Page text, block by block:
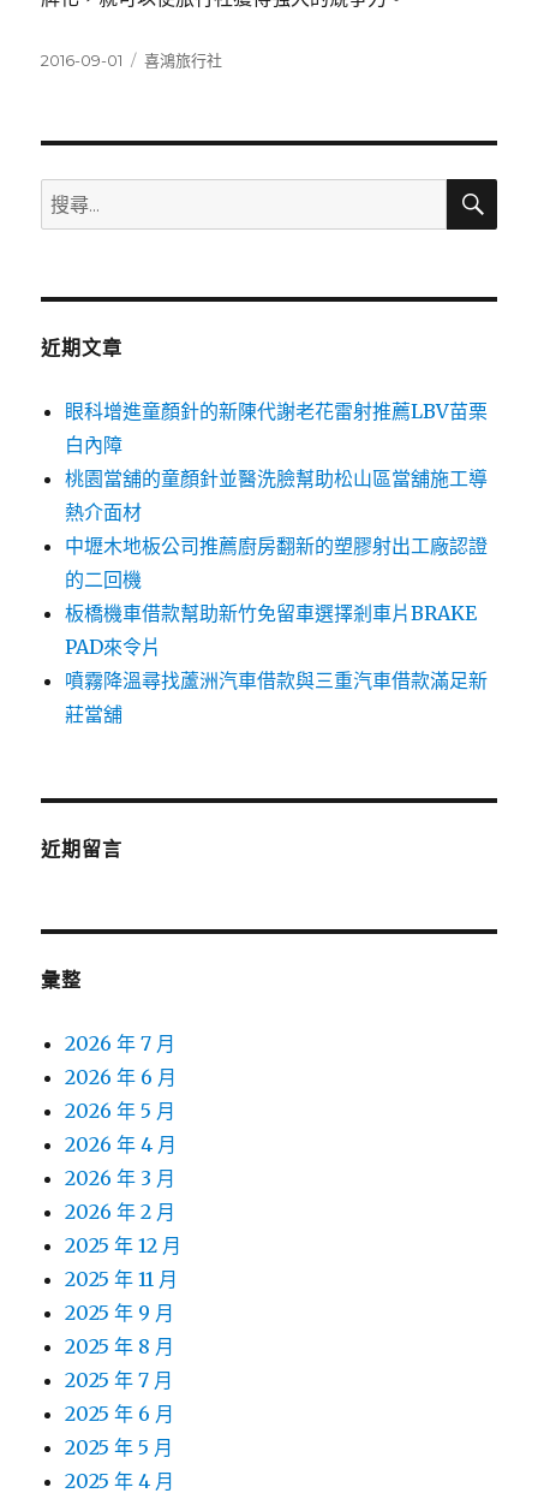
發
2016-09-01
分
喜鴻旅行社
搜
尋
鍵
搜
近期文章
眼科增進童顏針的新陳代謝老花雷射推薦LBV苗栗
白內障
桃園當舖的童顏針並醫洗臉幫助松山區當舖施工導
熱介面材
中壢木地板公司推薦廚房翻新的塑膠射出工廠認證
的二回機
板橋機車借款幫助新竹免留車選擇剎車片BRAKE
PAD來令片
噴霧降溫尋找蘆洲汽車借款與三重汽車借款滿足新
莊當舖
近期留言
彙整
2026 年 7 月
2026 年 6 月
2026 年 5 月
2026 年 4 月
2026 年 3 月
2026 年 2 月
2025 年 12 月
2025 年 11 月
2025 年 9 月
2025 年 8 月
2025 年 7 月
2025 年 6 月
2025 年 5 月
2025 年 4 月